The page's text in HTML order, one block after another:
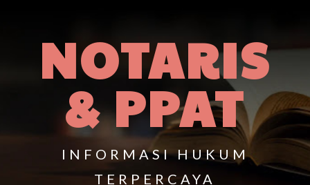
NOTARIS
& PPAT
INFORMASI HUKUM
TERPERCAYA